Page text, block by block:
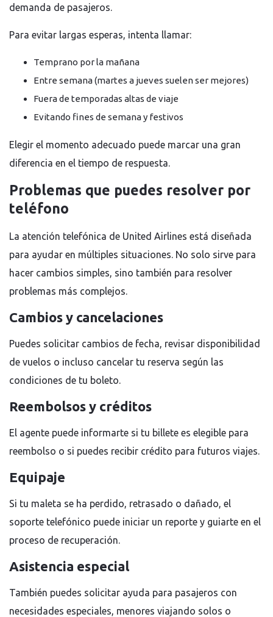
demanda de pasajeros.
Para evitar largas esperas, intenta llamar:
Temprano por la mañana
Entre semana (martes a jueves suelen ser mejores)
Fuera de temporadas altas de viaje
Evitando fines de semana y festivos
Elegir el momento adecuado puede marcar una gran
diferencia en el tiempo de respuesta.
Problemas que puedes resolver por
teléfono
La atención telefónica de United Airlines está diseñada
para ayudar en múltiples situaciones. No solo sirve para
hacer cambios simples, sino también para resolver
problemas más complejos.
Cambios y cancelaciones
Puedes solicitar cambios de fecha, revisar disponibilidad
de vuelos o incluso cancelar tu reserva según las
condiciones de tu boleto.
Reembolsos y créditos
El agente puede informarte si tu billete es elegible para
reembolso o si puedes recibir crédito para futuros viajes.
Equipaje
Si tu maleta se ha perdido, retrasado o dañado, el
soporte telefónico puede iniciar un reporte y guiarte en el
proceso de recuperación.
Asistencia especial
También puedes solicitar ayuda para pasajeros con
necesidades especiales, menores viajando solos o